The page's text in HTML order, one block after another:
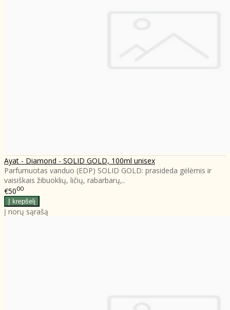
Ayat - Diamond - SOLID GOLD, 100ml unisex
Parfumuotas vanduo (EDP) SOLID GOLD: prasideda gėlėmis ir
vaisiškais žibuoklių, ličių, rabarbarų,..
€5000
Į norų sąrašą